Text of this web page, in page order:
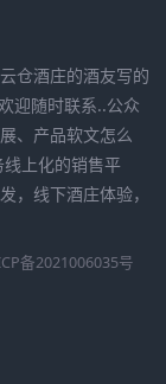
仓酒庄的酒友写的
迎随时联系..公众
、产品软文怎么
上化的销售平
，线下酒庄体验，
备2021006035号